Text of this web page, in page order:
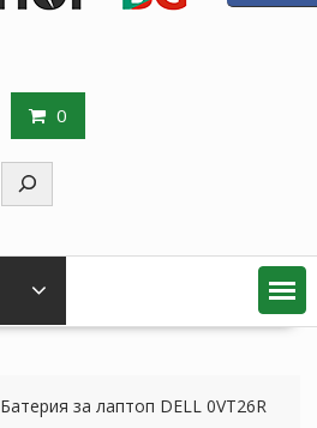
0
Батерия за лаптоп DELL 0VT26R